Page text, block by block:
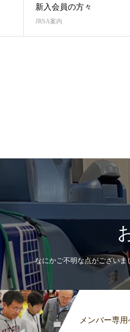
新入会員の方々
JRSA案内
なにかご不明な点がございま
メンバー専